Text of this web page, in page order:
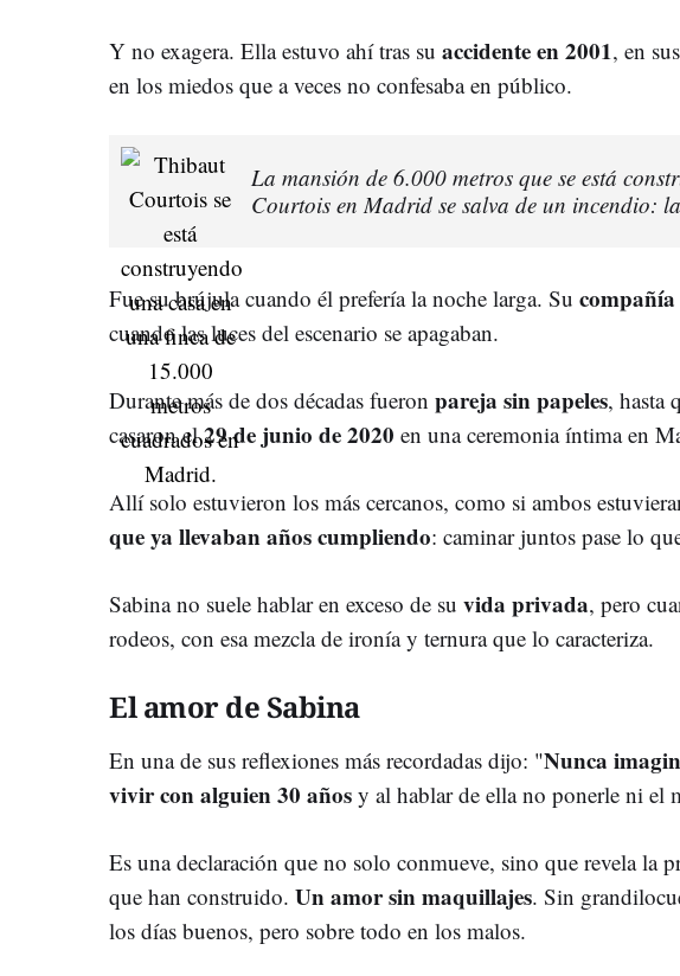
Y no exagera. Ella estuvo ahí tras su accidente en 2001, en
en los miedos que a veces no confesaba en público.
La mansión de 6.000 metros que se está
Courtois en Madrid se salva de un incendio:
Fue su brújula cuando él prefería la noche larga. Su
cuando las luces del escenario se apagaban.
Durante más de dos décadas fueron pareja sin papeles, hasta
casaron el29 de junio de 2020 en una ceremonia íntima en
Allí solo estuvieron los más cercanos, como si ambos
que ya llevaban años cumpliendo: caminar juntos pase lo
Sabina no suele hablar en exceso de su vida privada, pero
rodeos, con esa mezcla de ironía y ternura que lo caracteriza.
El amor de Sabina
En una de sus reflexiones más recordadas dijo: "Nunca
vivir con alguien 30 años y al hablar de ella no ponerle ni el
Es una declaración que no solo conmueve, sino que revela la
que han construido. Un amor sin maquillajes. Sin
los días buenos, pero sobre todo en los malos.